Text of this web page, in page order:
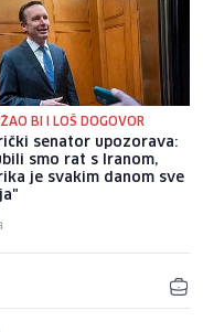
BI I LOŠ DOGOVOR
senator upozorava:
smo rat s Iranom,
je svakim danom sve